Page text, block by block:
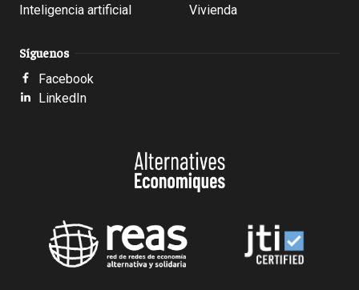
Inteligencia artificial
Vivienda
Síguenos
Facebook
LinkedIn